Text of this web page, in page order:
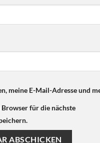
meine E-Mail-Adresse und
für die nächste